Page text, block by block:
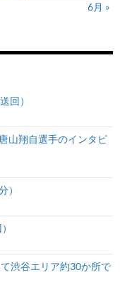
6月 »
回）
山翔自選手のインタビ
）
渋谷エリア約30か所で